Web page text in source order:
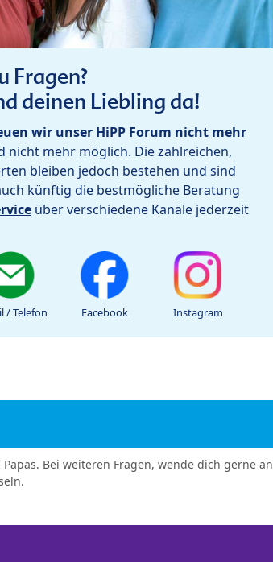
Fragen?
deinen Liebling da!
wir unser HiPP Forum nicht mehr
nicht mehr möglich. Die zahlreichen,
bleiben jedoch bestehen und sind
künftig die bestmögliche Beratung
über verschiedene Kanäle jederzeit
/ Telefon Facebook Instagram
Bei weiteren Fragen, wende dich gerne an